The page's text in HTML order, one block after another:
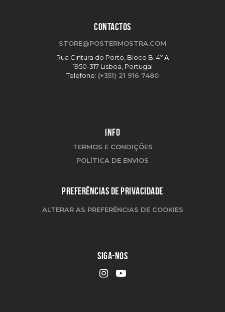
CONTACTOS
STORE@POSTERMOSTRA.COM
Rua Cintura do Porto, Bloco B, 4º A
1950-317 Lisboa, Portugal
Telefone: (+351) 21 916 7480
INFO
TERMOS E CONDIÇÕES
POLÍTICA DE ENVIOS
PREFERÊNCIAS DE PRIVACIDADE
ALTERAR AS PREFERÊNCIAS DE COOKIES
SIGA-NOS